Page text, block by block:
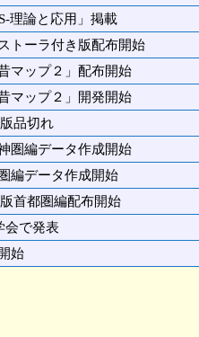
理論と応用」掲載
トーラ付き版配布開始
昔マップ２」配布開始
昔マップ２」開発開始
品切れ
圏編データ作成開始
編データ作成開始
首都圏編配布開始
会で発表
始